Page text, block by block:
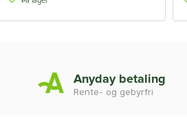
Anyday betaling
Rente- og gebyrfri